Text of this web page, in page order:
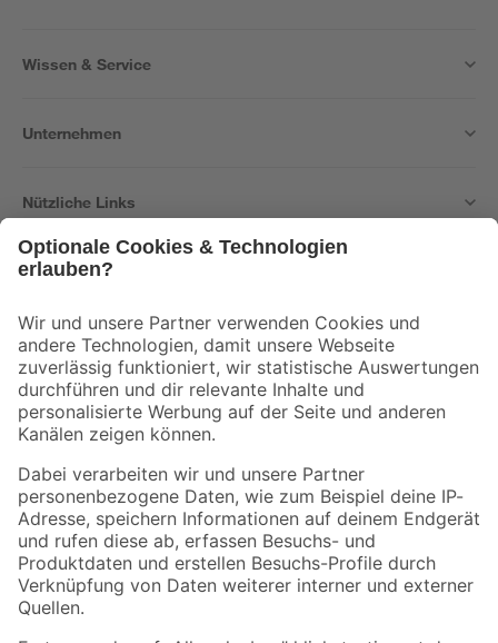
Wissen & Service
Unternehmen
Nützliche Links
Der toom Newsletter: Keine Angebote und Aktionen mehr verpassen!
Zur Newsletter Anmeldung
Folge uns
Zahlungsarten Versandarten
Sicher einkaufen